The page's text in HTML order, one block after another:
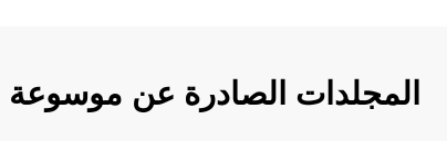
المجلدات الصادرة عن موسوعة